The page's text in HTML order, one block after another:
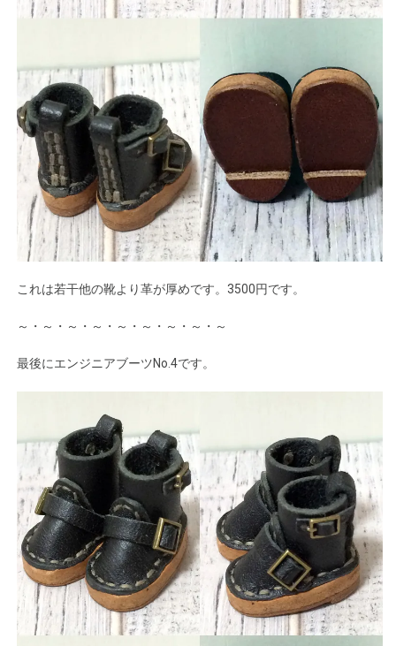
これは若干他の靴より革が厚めです。3500円です。
～・～・～・～・～・～・～・～・～
最後にエンジニアブーツNo.4です。